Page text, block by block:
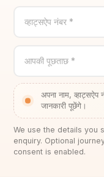
व्हाट्सऐप नंबर *
आपकी पूछताछ *
अपना नाम,
जानकारी पूछेंगे।
We use the details you
enquiry. Optional
consent is enabled.